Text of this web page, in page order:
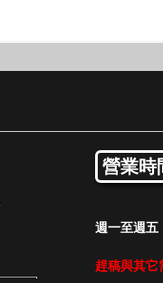
營業時
週一至週
趕稿與其它